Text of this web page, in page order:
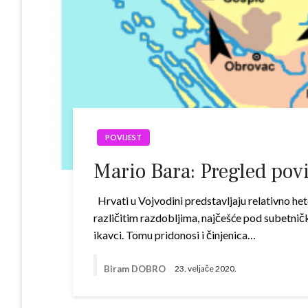
POVIJEST
Mario Bara: Pregled
Hrvati u Vojvodini predstavljaju relativno
različitim razdobljima, najčešće pod
ikavci. Tomu pridonosi i činjenica…
Biram DOBRO 23. veljače 2020.